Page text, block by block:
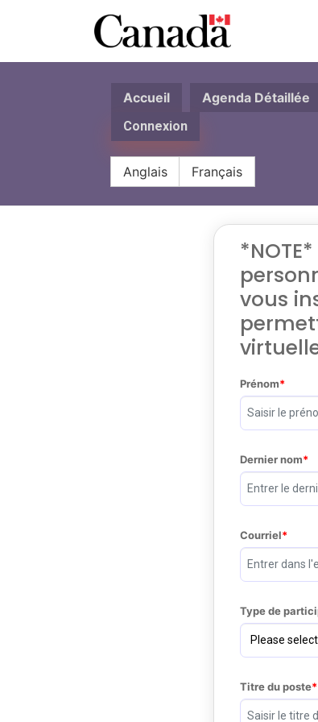
Accueil Agenda Détaillée
Connexion
Anglais Français
vous
Prénom
Dernier nom
Courriel
Type de
Titre du poste